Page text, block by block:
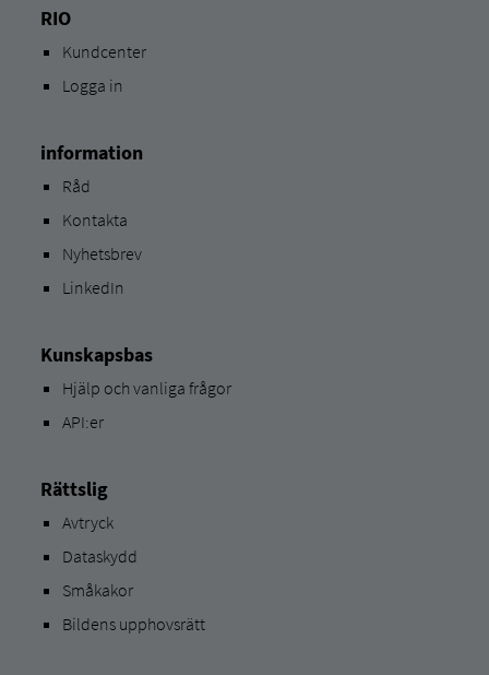
RIO
Kundcenter
Logga in
information
Råd
Kontakta
Nyhetsbrev
LinkedIn
Kunskapsbas
Hjälp och vanliga frågor
API:er
Rättslig
Avtryck
Dataskydd
Småkakor
Bildens upphovsrätt